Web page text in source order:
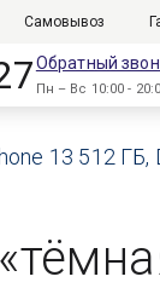
Самовывоз
Обратный
Пн – Вс 10:00 -
13 512 ГБ,